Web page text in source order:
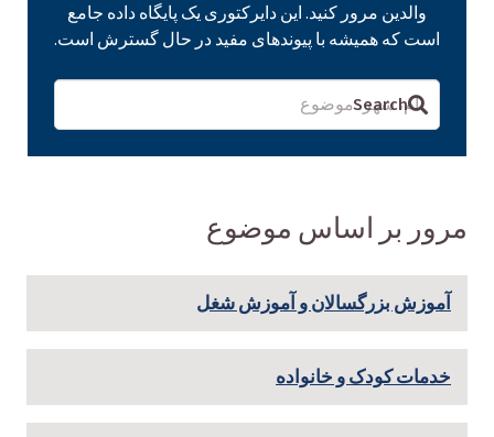
والدین مرور کنید. این دایرکتوری یک پایگاه داده جامع
است که همیشه با پیوندهای مفید در حال گسترش است.
مرور بر اساس موضوع
آموزش بزرگسالان و آموزش شغل
خدمات کودک و خانواده